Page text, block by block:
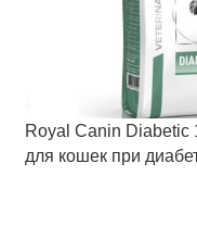
Royal Canin Diabetic
для кошек при